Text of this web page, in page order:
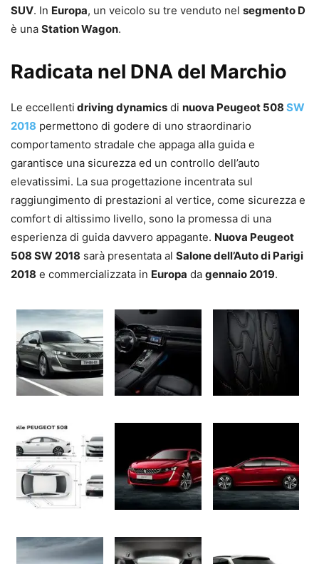
SUV. In Europa, un veicolo su tre venduto nel segmento D
è una Station Wagon.
Radicata nel DNA del Marchio
Le eccellenti driving dynamics di nuova Peugeot 508 SW
2018 permettono di godere di uno straordinario
comportamento stradale che appaga alla guida e
garantisce una sicurezza ed un controllo dell’auto
elevatissimi. La sua progettazione incentrata sul
raggiungimento di prestazioni al vertice, come sicurezza e
comfort di altissimo livello, sono la promessa di una
esperienza di guida davvero appagante. Nuova Peugeot
508 SW 2018 sarà presentata al Salone dell’Auto di Parigi
2018 e commercializzata in Europa da gennaio 2019.